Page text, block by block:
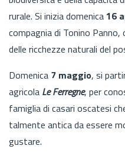
rurale. Si inizia domenica 16
compagnia di Tonino
delle ricchezze naturali del
Domenica 7 maggio, si
agricola Le Ferregne, per
famiglia di casari oscatesi
talmente antica da essere
gustare.